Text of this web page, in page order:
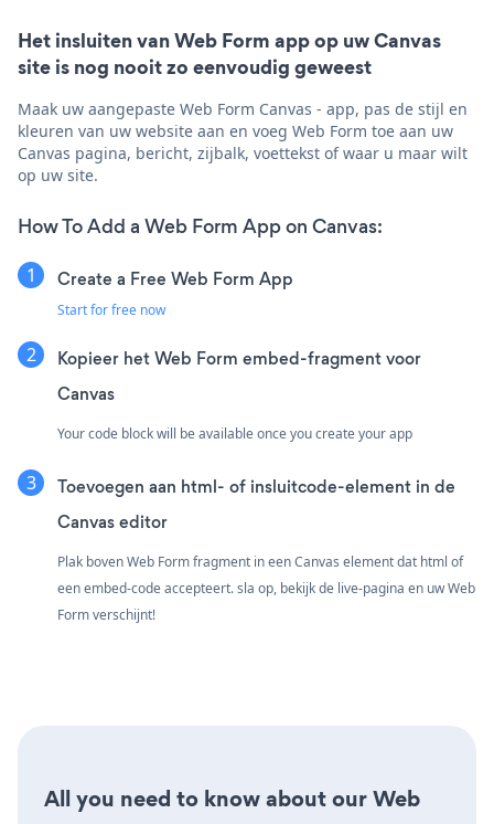
Het insluiten van Web Form app op uw Canvas
site is nog nooit zo eenvoudig geweest
Maak uw aangepaste Web Form Canvas - app, pas de stijl en
kleuren van uw website aan en voeg Web Form toe aan uw
Canvas pagina, bericht, zijbalk, voettekst of waar u maar wilt
op uw site.
How To Add a Web Form App on Canvas:
Create a Free Web Form App
Start for free now
Kopieer het Web Form embed-fragment voor
Canvas
Your code block will be available once you create your app
Toevoegen aan html- of insluitcode-element in de
Canvas editor
Plak boven Web Form fragment in een Canvas element dat html of
een embed-code accepteert. sla op, bekijk de live-pagina en uw Web
Form verschijnt!
All you need to know about our Web